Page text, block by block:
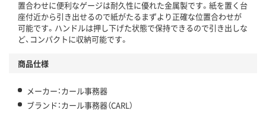
置合わせに便利なゲージは耐久性に優れた金属製です。紙を置く台
座付近から引き出せるので紙がたるまずより正確な位置合わせが
可能です。ハンドルは押し下げた状態で保持できるので引き出しな
ど、コンパクトに収納可能です。
商品仕様
メーカー：カール事務器
ブランド：カール事務器（CARL）